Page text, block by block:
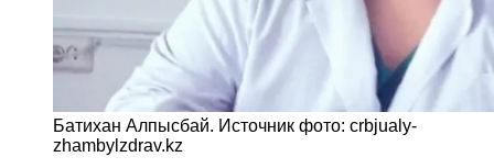
Батихан Алпысбай. Источник фото: crbjualy-
zhambylzdrav.kz